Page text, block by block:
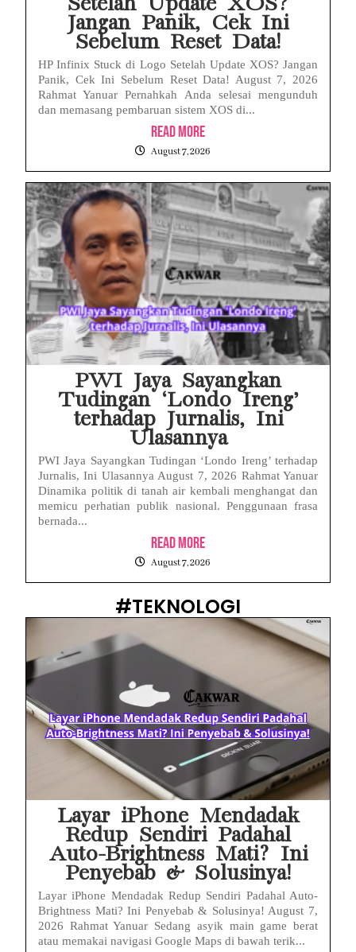
Jangan Panik, Cek Ini
Sebelum Reset Data!
HP Infinix Stuck di Logo Setelah Update XOS? Jangan
Panik, Cek Ini Sebelum Reset Data! August 7, 2026
Rahmat Yanuar Pernahkah Anda selesai mengunduh
dan memasang pembaruan sistem XOS di...
Read More
August 7, 2026
PWI Jaya Sayangkan
Tudingan ‘Londo Ireng’
terhadap Jurnalis, Ini
Ulasannya
PWI Jaya Sayangkan Tudingan ‘Londo Ireng’ terhadap
Jurnalis, Ini Ulasannya August 7, 2026 Rahmat Yanuar
Dinamika politik di tanah air kembali menghangat dan
memicu perhatian publik nasional. Penggunaan frasa
bernada...
Read More
August 7, 2026
#TEKNOLOGI
Layar iPhone Mendadak
Redup Sendiri Padahal
Auto-Brightness Mati? Ini
Penyebab & Solusinya!
Layar iPhone Mendadak Redup Sendiri Padahal Auto-
Brightness Mati? Ini Penyebab & Solusinya! August 7,
2026 Rahmat Yanuar Sedang asyik main game berat
atau memakai navigasi Google Maps di bawah terik...